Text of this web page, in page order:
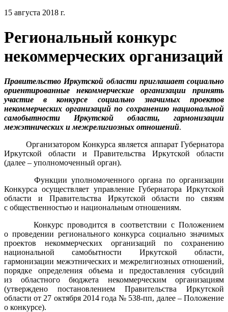
15 августа 2018 г.
Региональный конкурс
некоммерческих организаций
Правительство Иркутской области приглашает социально
ориентированные некоммерческие организации принять
участие в конкурсе социально значимых проектов
некоммерческих организаций по сохранению национальной
самобытности Иркутской области, гармонизации
межэтнических и межрелигиозных отношений.
Организатором Конкурса является аппарат Губернатора
Иркутской области и Правительства Иркутской области
(далее – уполномоченный орган).
Функции уполномоченного органа по организации
Конкурса осуществляет управление Губернатора Иркутской
области и Правительства Иркутской области по связям
с общественностью и национальным отношениям.
Конкурс проводится в соответствии с Положением
о проведении регионального конкурса социально значимых
проектов некоммерческих организаций по сохранению
национальной самобытности Иркутской области,
гармонизации межэтнических и межрелигиозных отношений,
порядке определения объема и предоставления субсидий
из областного бюджета некоммерческим организациям
(утверждено постановлением Правительства Иркутской
области от 27 октября 2014 года № 538-пп, далее – Положение
о конкурсе).